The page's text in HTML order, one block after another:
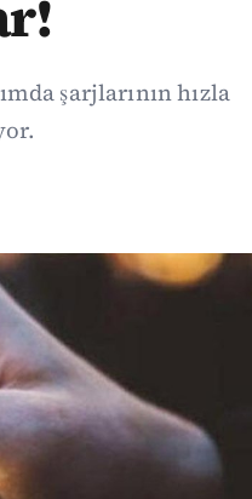
şarjlarının hızla